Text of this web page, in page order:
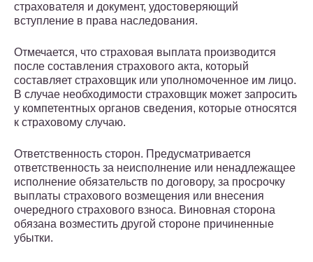
страхователя и документ, удостоверяющий
вступление в права наследования.
Отмечается, что страховая выплата производится
после составления страхового акта, который
составляет страховщик или уполномоченное им лицо.
В случае необходимости страховщик может запросить
у компетентных органов сведения, которые относятся
к страховому случаю.
Ответственность сторон. Предусматривается
ответственность за неисполнение или ненадлежащее
исполнение обязательств по договору, за просрочку
выплаты страхового возмещения или внесения
очередного страхового взноса. Виновная сторона
обязана возместить другой стороне причиненные
убытки.